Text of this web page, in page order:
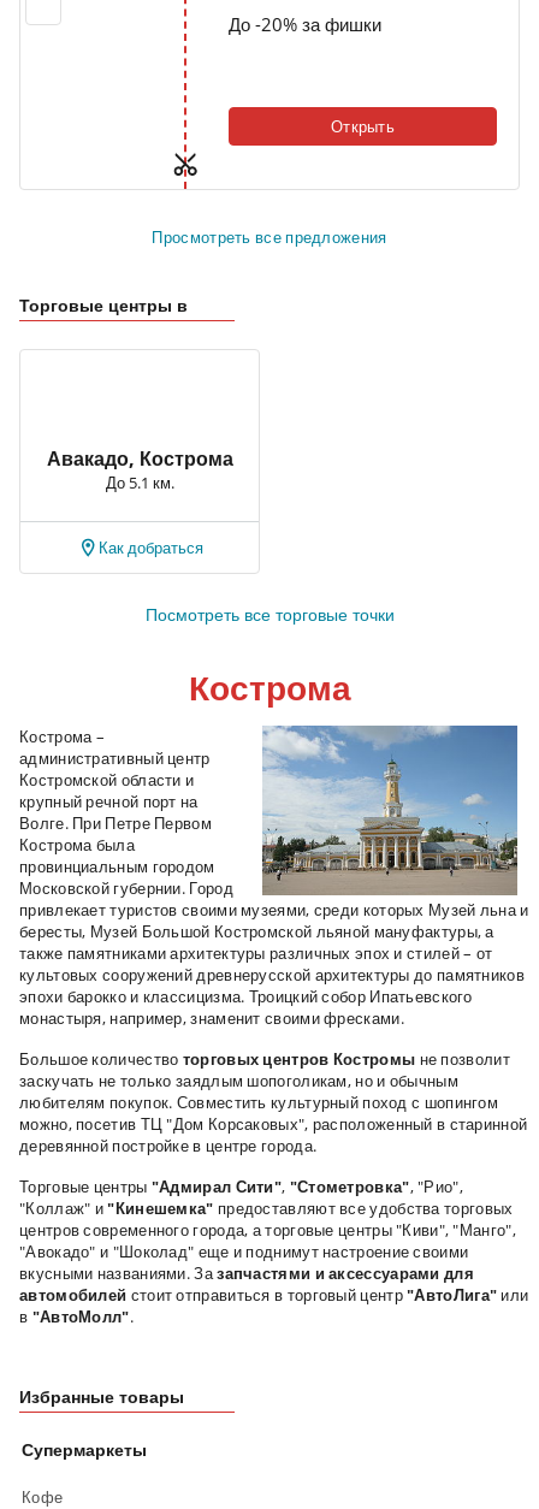
До -20% за фишки
Открыть
Просмотреть все предложения
Торговые центры в
Авакадо, Кострома
До 5.1 км.
Как добраться
Посмотреть все торговые точки
Кострома
Кострома–
административный центр
Костромской области и
крупный речной порт на
Волге. При Петре Первом
Кострома была
провинциальным городом
Московской губернии. Город
привлекает туристов своими музеями, среди которых Музей льна и
бересты, Музей Большой Костромской льяной мануфактуры, а
также памятниками архитектуры различных эпох и стилей – от
культовых сооружений древнерусской архитектуры до памятников
эпохи барокко и классицизма. Троицкий собор Ипатьевского
монастыря, например, знаменит своими фресками.
Большое количество торговых центров Костромы не позволит
заскучать не только заядлым шопоголикам, но и обычным
любителям покупок. Совместить культурный поход с шопингом
можно, посетив ТЦ "Дом Корсаковых", расположенный в старинной
деревянной постройке в центре города.
Торговые центры "Адмирал Сити", "Стометровка", "Рио",
"Коллаж" и"Кинешемка" предоставляют все удобства торговых
центров современного города, а торговые центры "Киви", "Манго",
"Авокадо" и "Шоколад" еще и поднимут настроение своими
вкусными названиями. Зазапчастями и аксессуарами для
автомобилей стоит отправиться в торговый центр"АвтоЛига" или
в "АвтоМолл".
Избранные товары
Супермаркеты
Кофе